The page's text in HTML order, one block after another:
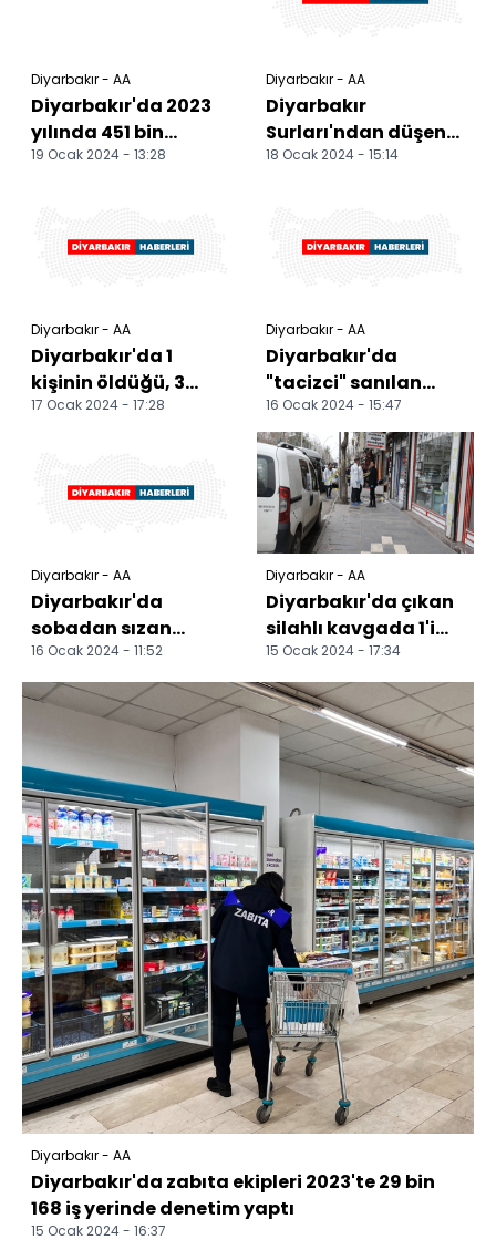
Diyarbakır - AA
Diyarbakır'da 2023
yılında 451 bin
metrekare peyzaj
19 Ocak 2024 - 13:28
Diyarbakır - AA
Diyarbakır
Surları'ndan düşen
çocuk ağır yaralandı
18 Ocak 2024 - 15:14
Diyarbakır - AA
Diyarbakır'da 1
kişinin öldüğü, 3
kişinin yaralandığı
17 Ocak 2024 - 17:28
Diyarbakır - AA
Diyarbakır'da
"tacizci" sanılan
kişinin
öldürülmesiyle ilgili
6 sanığın yar...
16 Ocak 2024 - 15:47
Diyarbakır - AA
Diyarbakır'da
sobadan sızan
gazdan zehirlenen
kadın tedavi
gördüğü hastaned...
16 Ocak 2024 - 11:52
Diyarbakır - AA
Diyarbakır'da çıkan
silahlı kavgada 1'i
ağır 4 kişi yaralandı
15 Ocak 2024 - 17:34
Diyarbakır - AA
Diyarbakır'da zabıta ekipleri 2023'te 29 bin
168 iş yerinde denetim yaptı
15 Ocak 2024 - 16:37